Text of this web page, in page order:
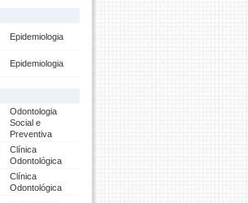
Epidemiologia
Epidemiologia
Odontologia
Social e
Preventiva
Clínica
Odontológica
Clínica
Odontológica